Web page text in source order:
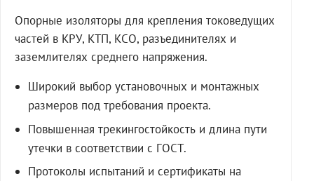
Опорные изоляторы для крепления токоведущих
частей в КРУ, КТП, КСО, разъединителях и
заземлителях среднего напряжения.
Широкий выбор установочных и монтажных
размеров под требования проекта.
Повышенная трекингостойкость и длина пути
утечки в соответствии с ГОСТ.
Протоколы испытаний и сертификаты на